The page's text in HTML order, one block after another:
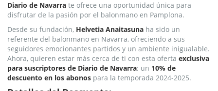
Diario de Navarra te ofrece una oportunidad única para
disfrutar de la pasión por el balonmano en Pamplona.
Desde su fundación, Helvetia Anaitasuna ha sido un
referente del balonmano en Navarra, ofreciendo a sus
seguidores emocionantes partidos y un ambiente inigualable.
Ahora, quieren estar más cerca de ti con esta oferta exclusiva
para suscriptores de Diario de Navarra: un 10% de
descuento en los abonos para la temporada 2024-2025.